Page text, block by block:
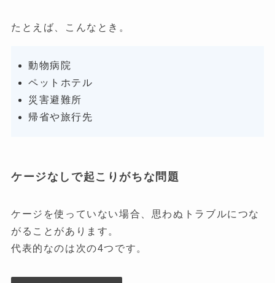
たとえば、こんなとき。
動物病院
ペットホテル
災害避難所
帰省や旅行先
ケージなしで起こりがちな問題
ケージを使っていない場合、思わぬトラブルにつな
がることがあります。
代表的なのは次の4つです。